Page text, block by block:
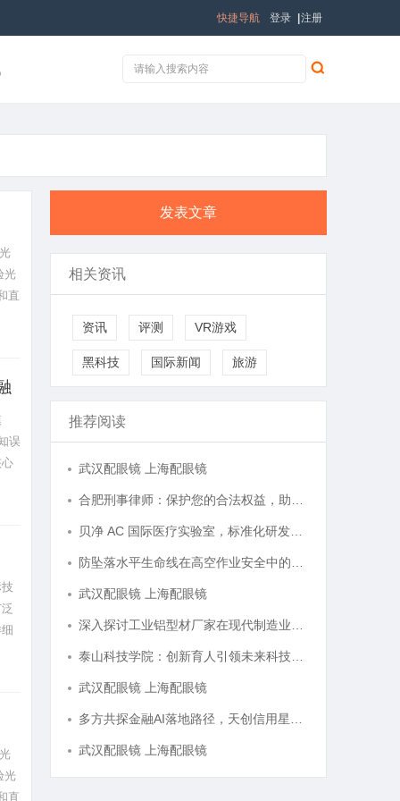
登录 注册
快捷导航
光
直
误
光
直
发表文章
相关资讯
资讯 评测 VR游戏
黑科技 国际新闻 旅游
推荐阅读
武汉配眼镜 上海配眼镜
武汉配眼镜 上海配眼镜
武汉配眼镜 上海配眼镜
武汉配眼镜 上海配眼镜